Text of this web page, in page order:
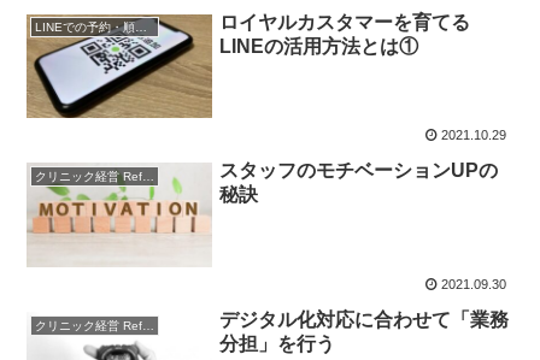
LINEでの予約・順番受付
ロイヤルカスタマーを育てる
LINEの活用方法とは①
2021.10.29
クリニック経営 References
スタッフのモチベーションUPの
秘訣
2021.09.30
クリニック経営 References
デジタル化対応に合わせて「業務
分担」を行う